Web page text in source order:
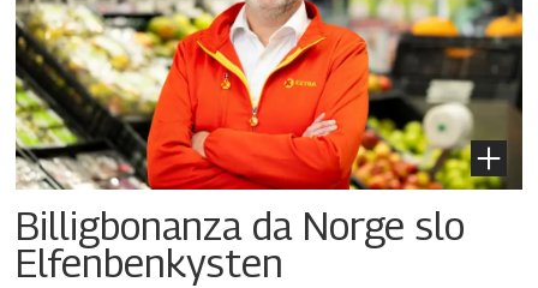
Billigbonanza da Norge slo
Elfenbenkysten